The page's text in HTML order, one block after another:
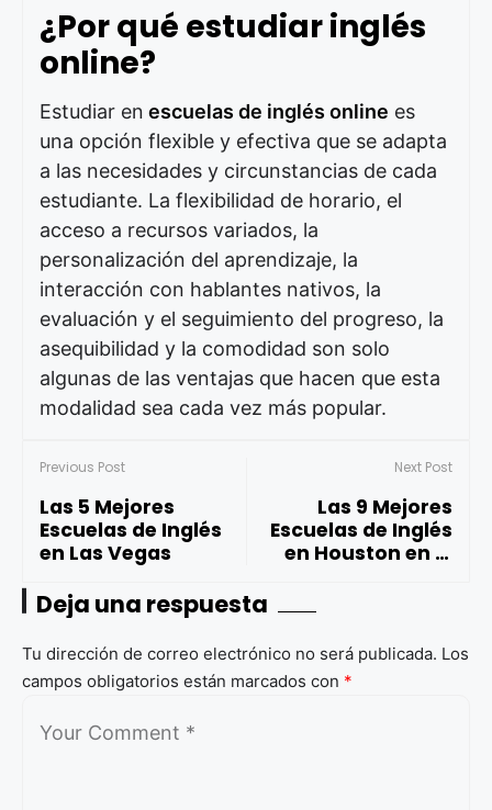
¿Por qué estudiar inglés
online?
Estudiar en escuelas de inglés online es
una opción flexible y efectiva que se adapta
a las necesidades y circunstancias de cada
estudiante. La flexibilidad de horario, el
acceso a recursos variados, la
personalización del aprendizaje, la
interacción con hablantes nativos, la
evaluación y el seguimiento del progreso, la
asequibilidad y la comodidad son solo
algunas de las ventajas que hacen que esta
modalidad sea cada vez más popular.
Previous Post
Las 5 Mejores
Escuelas de Inglés
en Las Vegas
Next Post
Las 9 Mejores
Escuelas de Inglés
en Houston en el
Deja una respuesta
Tu dirección de correo electrónico no será publicada. Los
campos obligatorios están marcados con *